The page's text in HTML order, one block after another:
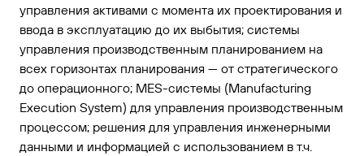
управления активами с момента их проектирования и
ввода в эксплуатацию до их выбытия; системы
управления производственным планированием на
всех горизонтах планирования — от стратегического
до операционного; МES-системы (Manufacturing
Execution System) для управления производственным
процессом; решения для управления инженерными
данными и информацией с использованием в т.ч.